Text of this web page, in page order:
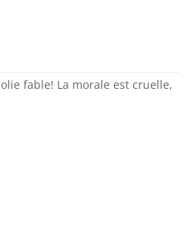
fable! La morale est cruelle,